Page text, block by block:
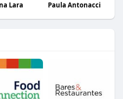
Lara Paula Antonacci